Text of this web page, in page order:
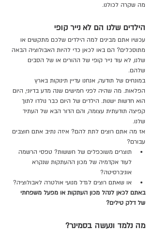
מה שקרה לכולנו.
הילדים שלנו הם לא נייר קופי
עכשיו אתם מבינים למה הילדים שלכם מתקשים או
מתוסכלים? הם באו לכאן כדי להיות האבולוציה הבאה
שלנו, לא עוד נייר קופי של ההורים או של הסבים
שלהם.
במונחים של תודעה, אנחנו עדיין תינוקות בארץ
הפלאות. מה שהיה לפני חמישים שנה מדע בדיוני, היום
הוא חדשות ישנות. הילדים של היום כבר נולדו לתוך
קפיצה תודעתית עצומה, והם הדור הבא של העתיד
שלנו.
אז מה אתם רוצים לתת להם? איזה נתיב אתם חוצבים
עבורם?
תוצרים משוכפלים של חששות? טפסי הרשמה
לעוד אקדמיה של מכון ההעתקות שנקרא
אוניברסיטה?
או שאתם רוצים לגדל מנועי אולטרה לאבולוציה?
באתם לכאן לנהל מכון העתקות או מפעל משפחתי
של דלק טילים?
מה נלמד ונעשה בסמינר?